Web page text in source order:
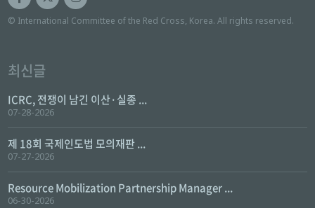
© International Committee of the Red Cross, Korea. All rights reserved.
최신글
ICRC, 전쟁이 남긴 이산·실종 ...
07-28-2026
제 18회 국제인도법 모의재판 ...
07-27-2026
Resource Mobilization Partnership Manager ...
06-30-2026